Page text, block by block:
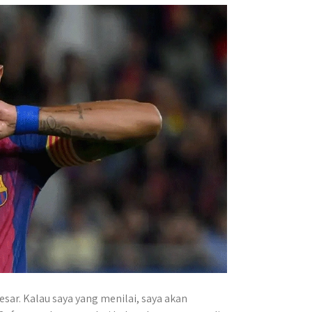
Kalau saya yang menilai, saya akan